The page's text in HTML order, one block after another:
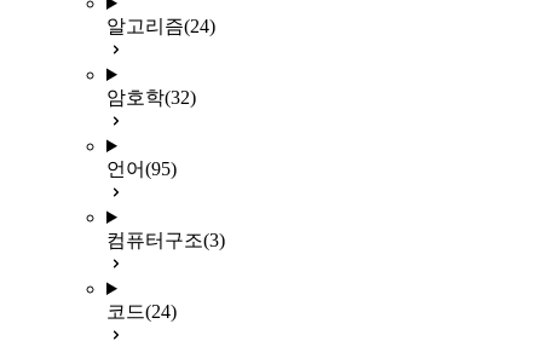
알고리즘(24)
암호학(32)
언어(95)
컴퓨터구조(3)
코드(24)